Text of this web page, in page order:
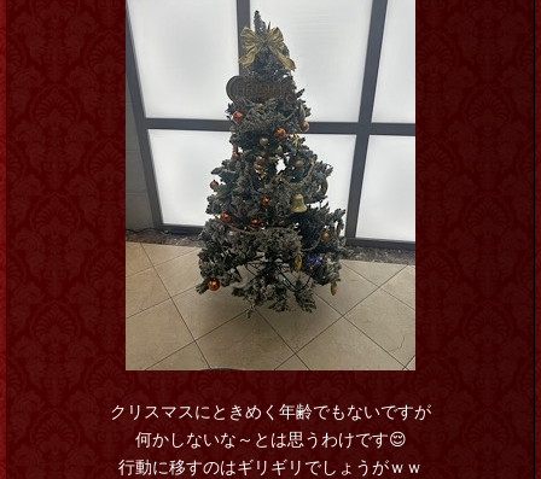
クリスマスにときめく年齢でもないですが
何かしないな～とは思うわけです😌
行動に移すのはギリギリでしょうがｗｗ